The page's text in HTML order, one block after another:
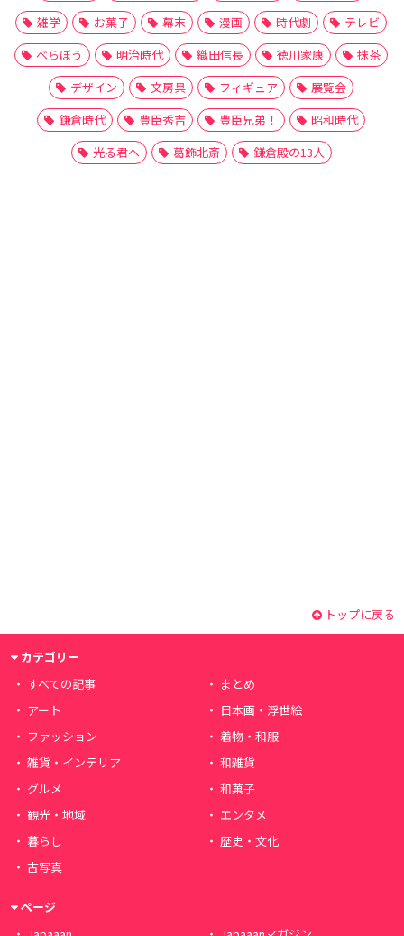
雑学
お菓子 幕末 漫画 時代劇
テレビ
べらぼう
明治時代 織田信長 徳川家康
抹茶
デザイン
文房具 フィギュア
展覧会
鎌倉時代
豊臣秀吉 豊臣兄弟！
昭和時代
光る君へ
葛飾北斎 鎌倉殿の13人
トップに戻る
カテゴリー
すべての記事
まとめ
アート
日本画・浮世絵
ファッション
着物・和服
雑貨・インテリア
和雑貨
グルメ
和菓子
観光・地域
エンタメ
暮らし
歴史・文化
古写真
ページ